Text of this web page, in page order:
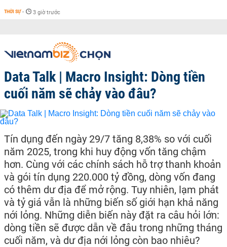
THỜI SỰ - 3 giờ trước
Data Talk | Macro Insight: Dòng tiền
cuối năm sẽ chảy vào đâu?
Tín dụng đến ngày 29/7 tăng 8,38% so với cuối
năm 2025, trong khi huy động vốn tăng chậm
hơn. Cùng với các chính sách hỗ trợ thanh khoản
và gói tín dụng 220.000 tỷ đồng, dòng vốn đang
có thêm dư địa để mở rộng. Tuy nhiên, lạm phát
và tỷ giá vẫn là những biến số giới hạn khả năng
nới lỏng. Những diễn biến này đặt ra câu hỏi lớn:
dòng tiền sẽ được dẫn về đâu trong những tháng
cuối năm, và dư địa nới lỏng còn bao nhiêu?